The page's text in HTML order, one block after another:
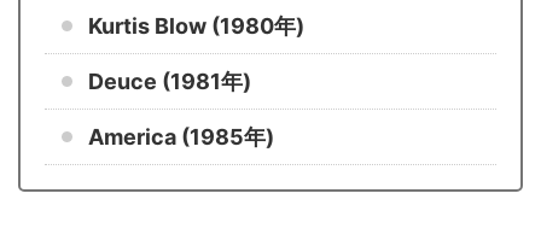
Kurtis Blow (1980年)
Deuce (1981年)
America (1985年)